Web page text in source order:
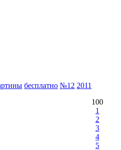
бесплатно №12 2011
100
1
2
3
4
5